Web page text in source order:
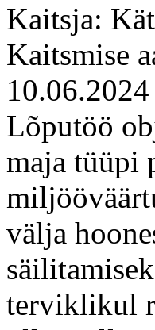
Kaitsja:
Kaitsmise
10.06.2024
Lõputöö
maja tüüpi
välja
terviklikul